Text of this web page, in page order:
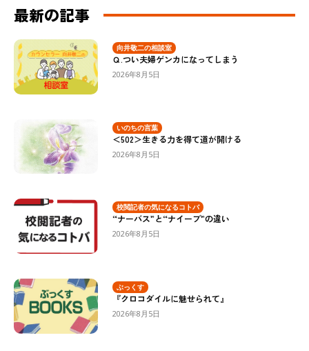
最新の記事
向井敬二の相談室
Ｑ.つい夫婦ゲンカになってしまう
2026年8月5日
いのちの言葉
＜502＞生きる力を得て道が開ける
2026年8月5日
校閲記者の気になるコトバ
“ナーバス”と“ナイーブ”の違い
2026年8月5日
ぶっくす
『クロコダイルに魅せられて』
2026年8月5日